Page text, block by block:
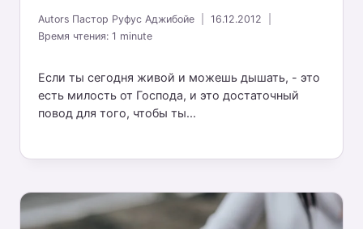
Autors Пастор Руфус Аджибойе
16.12.2012
Время чтения:1 minute
Если ты сегодня живой и можешь дышать, - это
есть милость от Господа, и это достаточный
повод для того, чтобы ты...